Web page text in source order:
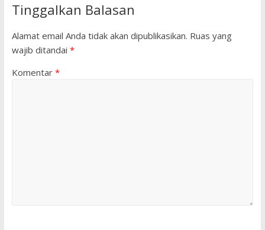
Tinggalkan Balasan
Alamat email Anda tidak akan dipublikasikan. Ruas yang
wajib ditandai *
Komentar *